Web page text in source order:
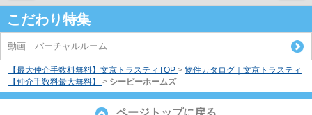
こだわり特集
動画 バーチャルルーム
【最大仲介手数料無料】文京トラスティTOP > 物件カタログ｜文京トラスティ
【仲介手数料最大無料】
> シーピーホームズ